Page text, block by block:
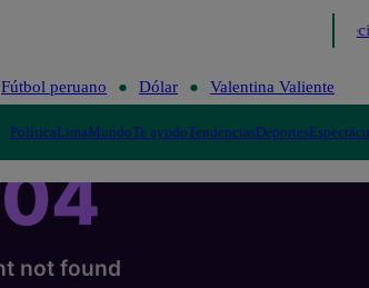
Perú
Fútbol peruano Dólar Valentina Valiente
PolíticaLimaMundoTe ayudoTendenciasDeportes